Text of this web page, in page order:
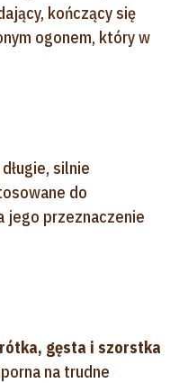
kończący się
ogonem, który w
silnie
do
jego przeznaczenie
gęsta i szorstka
na trudne